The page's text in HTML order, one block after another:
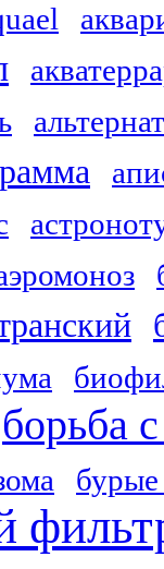
борьба